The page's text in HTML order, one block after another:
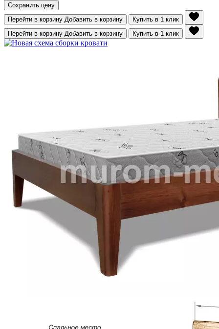
Сохранить цену
Перейти в корзину Добавить в корзину
Купить в 1 клик
Перейти в корзину Добавить в корзину Купить в 1 клик